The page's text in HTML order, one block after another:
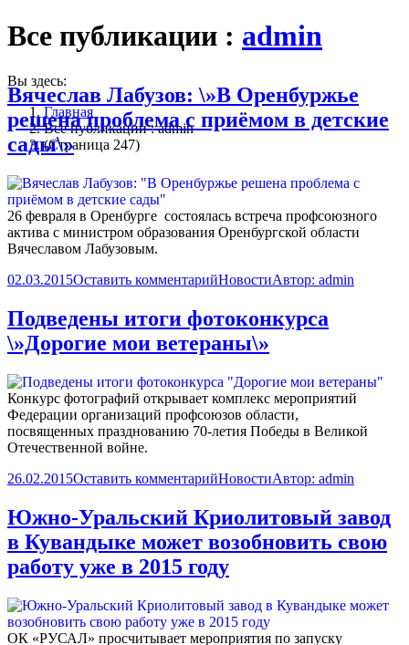
Все публикации : admin
Вы здесь:
Главная
Все публикации : admin
(Страница 247)
Вячеслав Лабузов: \»В Оренбуржье
решена проблема с приёмом в детские
сады\»
26 февраля в Оренбурге состоялась встреча профсоюзного
актива с министром образования Оренбургской области
Вячеславом Лабузовым.
02.03.2015Оставить комментарийНовостиАвтор: admin
Подведены итоги фотоконкурса
\»Дорогие мои ветераны\»
Конкурс фотографий открывает комплекс мероприятий
Федерации организаций профсоюзов области,
посвященных празднованию 70-летия Победы в Великой
Отечественной войне.
26.02.2015Оставить комментарийНовостиАвтор: admin
Южно-Уральский Криолитовый завод
в Кувандыке может возобновить свою
работу уже в 2015 году
ОК «РУСАЛ» просчитывает мероприятия по запуску